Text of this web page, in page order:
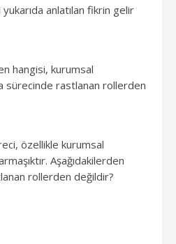
anlatılan fikrin gelir
hangisi, kurumsal
sürecinde rastlanan rollerden
özellikle kurumsal
Aşağıdakilerden
rollerden değildir?